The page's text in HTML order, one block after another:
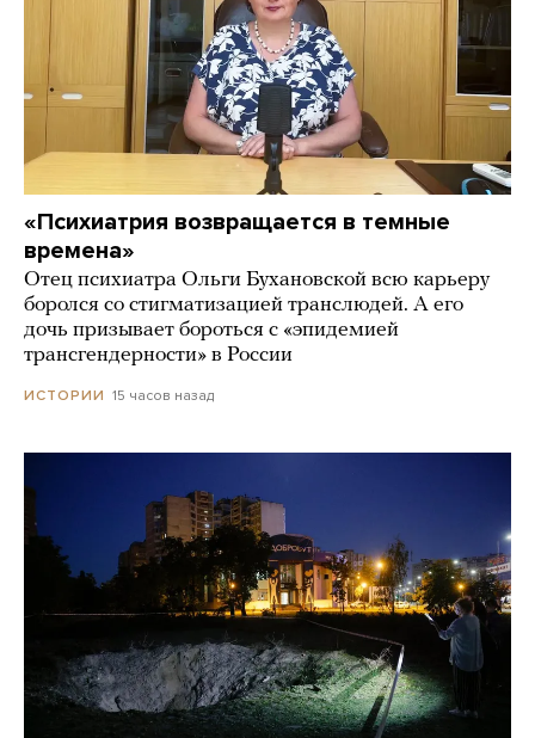
«Психиатрия возвращается в темные
времена»
Отец психиатра Ольги Бухановской всю карьеру
боролся со стигматизацией транслюдей. А его
дочь призывает бороться с «эпидемией
трансгендерности» в России
ИСТОРИИ 15 часов назад